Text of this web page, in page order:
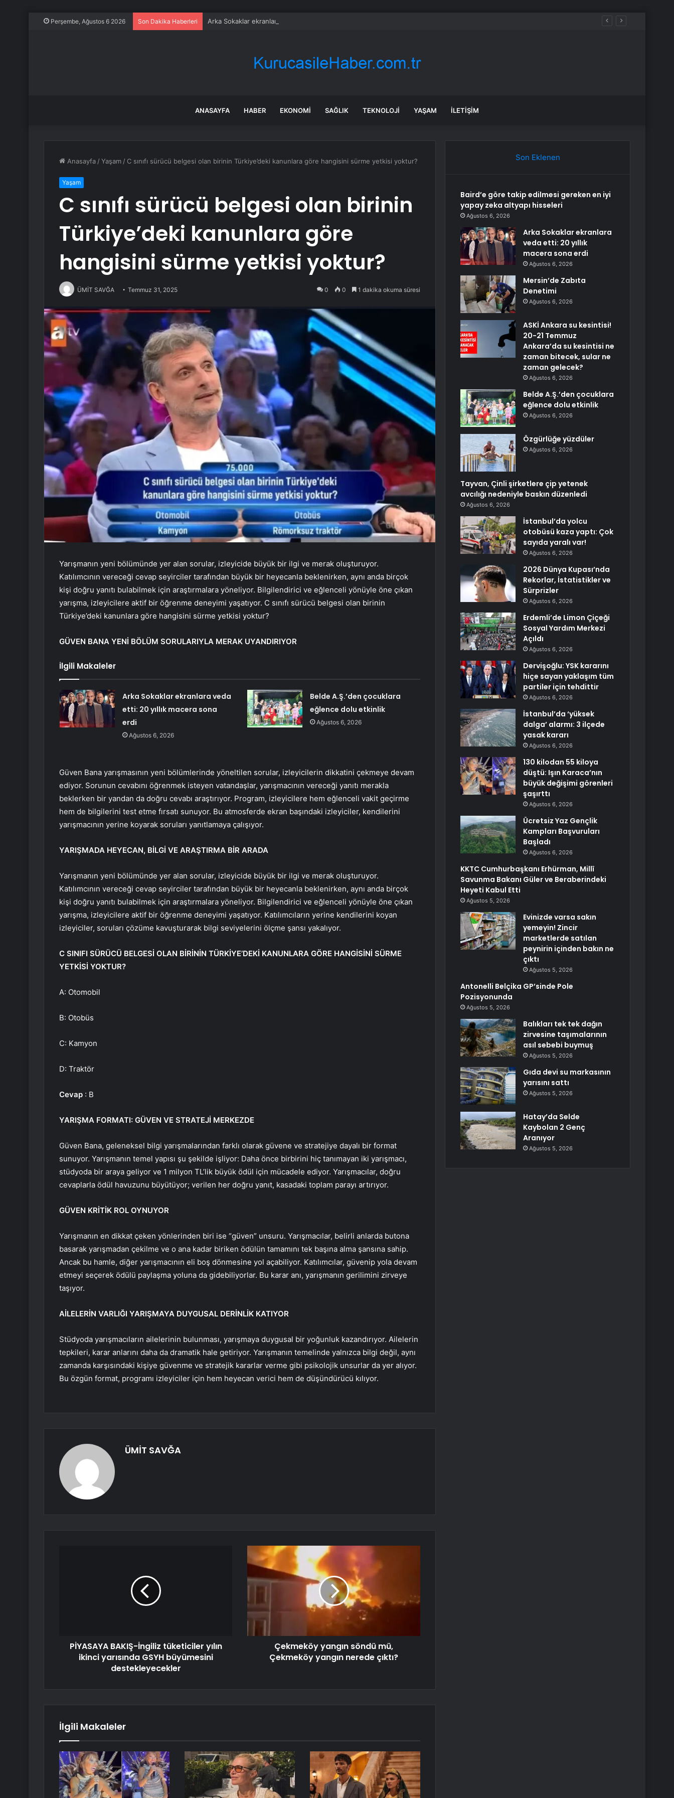
Perşembe, Ağustos 6 2026 Son Dakika Haberleri Arka Sokaklar ekranlara veda etti: 20 yıllık macera sona erdi
ANASAYFA HABER EKONOMI SAĞLIK TEKNOLOJI YAŞAM İLETIŞIM
Anasayfa /Yaşam / C sınıfı sürücü belgesi olan birinin Türkiye’deki kanunlara göre hangisini sürme yetkisi yoktur?
Yaşam
C sınıfı sürücü belgesi olan birinin
Türkiye’deki kanunlara göre
hangisini sürme yetkisi yoktur?
ÜMİT SAVĞA Temmuz 31, 2025 0 0 1 dakika okuma süresi
Yarışmanın yeni bölümünde yer alan sorular, izleyicide büyük bir ilgi ve merak oluşturuyor.
Katılımcının vereceği cevap seyirciler tarafından büyük bir heyecanla beklenirken, aynı anda birçok
kişi doğru yanıtı bulabilmek için araştırmalara yöneliyor. Bilgilendirici ve eğlenceli yönüyle öne çıkan
yarışma, izleyicilere aktif bir öğrenme deneyimi yaşatıyor. C sınıfı sürücü belgesi olan birinin
Türkiye’deki kanunlara göre hangisini sürme yetkisi yoktur?
GÜVEN BANA YENİ BÖLÜM SORULARIYLA MERAK UYANDIRIYOR
İlgili Makaleler
Arka Sokaklar ekranlara veda
etti: 20 yıllık macera sona
erdi
Ağustos 6, 2026
Belde A.Ş.’den çocuklara
eğlence dolu etkinlik
Ağustos 6, 2026
Güven Bana yarışmasının yeni bölümlerinde yöneltilen sorular, izleyicilerin dikkatini çekmeye devam
ediyor. Sorunun cevabını öğrenmek isteyen vatandaşlar, yarışmacının vereceği yanıtı merakla
beklerken bir yandan da doğru cevabı araştırıyor. Program, izleyicilere hem eğlenceli vakit geçirme
hem de bilgilerini test etme fırsatı sunuyor. Bu atmosferde ekran başındaki izleyiciler, kendilerini
yarışmacının yerine koyarak soruları yanıtlamaya çalışıyor.
YARIŞMADA HEYECAN, BİLGİ VE ARAŞTIRMA BİR ARADA
Yarışmanın yeni bölümünde yer alan sorular, izleyicide büyük bir ilgi ve merak oluşturuyor.
Katılımcının vereceği cevap seyirciler tarafından büyük bir heyecanla beklenirken, aynı anda birçok
kişi doğru yanıtı bulabilmek için araştırmalara yöneliyor. Bilgilendirici ve eğlenceli yönüyle öne çıkan
yarışma, izleyicilere aktif bir öğrenme deneyimi yaşatıyor. Katılımcıların yerine kendilerini koyan
izleyiciler, soruları çözüme kavuşturarak bilgi seviyelerini ölçme şansı yakalıyor.
C SINIFI SÜRÜCÜ BELGESİ OLAN BİRİNİN TÜRKİYE’DEKİ KANUNLARA GÖRE HANGİSİNİ SÜRME
YETKİSİ YOKTUR?
A: Otomobil
B: Otobüs
C: Kamyon
D: Traktör
Cevap : B
YARIŞMA FORMATI: GÜVEN VE STRATEJİ MERKEZDE
Güven Bana, geleneksel bilgi yarışmalarından farklı olarak güvene ve stratejiye dayalı bir format
sunuyor. Yarışmanın temel yapısı şu şekilde işliyor: Daha önce birbirini hiç tanımayan iki yarışmacı,
stüdyoda bir araya geliyor ve 1 milyon TL’lik büyük ödül için mücadele ediyor. Yarışmacılar, doğru
cevaplarla ödül havuzunu büyütüyor; verilen her doğru yanıt, kasadaki toplam parayı artırıyor.
GÜVEN KRİTİK ROL OYNUYOR
Yarışmanın en dikkat çeken yönlerinden biri ise “güven” unsuru. Yarışmacılar, belirli anlarda butona
basarak yarışmadan çekilme ve o ana kadar biriken ödülün tamamını tek başına alma şansına sahip.
Ancak bu hamle, diğer yarışmacının eli boş dönmesine yol açabiliyor. Katılımcılar, güvenip yola devam
etmeyi seçerek ödülü paylaşma yoluna da gidebiliyorlar. Bu karar anı, yarışmanın gerilimini zirveye
taşıyor.
AİLELERİN VARLIĞI YARIŞMAYA DUYGUSAL DERİNLİK KATIYOR
Stüdyoda yarışmacıların ailelerinin bulunması, yarışmaya duygusal bir yoğunluk kazandırıyor. Ailelerin
tepkileri, karar anlarını daha da dramatik hale getiriyor. Yarışmanın temelinde yalnızca bilgi değil, aynı
zamanda karşısındaki kişiye güvenme ve stratejik kararlar verme gibi psikolojik unsurlar da yer alıyor.
Bu özgün format, programı izleyiciler için hem heyecan verici hem de düşündürücü kılıyor.
ÜMİT SAVĞA
PİYASAYA BAKIŞ-İngiliz tüketiciler yılın
ikinci yarısında GSYH büyümesini
destekleyecekler
Çekmeköy yangın söndü mü,
Çekmeköy yangın nerede çıktı?
İlgili Makaleler
Son Eklenen
Baird’e göre takip edilmesi gereken en iyi
yapay zeka altyapı hisseleri
Ağustos 6, 2026
Arka Sokaklar ekranlara
veda etti: 20 yıllık
macera sona erdi
Ağustos 6, 2026
Mersin’de Zabıta
Denetimi
Ağustos 6, 2026
ASKİ Ankara su kesintisi!
20-21 Temmuz
Ankara’da su kesintisi ne
zaman bitecek, sular ne
zaman gelecek?
Ağustos 6, 2026
Belde A.Ş.’den çocuklara
eğlence dolu etkinlik
Ağustos 6, 2026
Özgürlüğe yüzdüler
Ağustos 6, 2026
Tayvan, Çinli şirketlere çip yetenek
avcılığı nedeniyle baskın düzenledi
Ağustos 6, 2026
İstanbul’da yolcu
otobüsü kaza yaptı: Çok
sayıda yaralı var!
Ağustos 6, 2026
2026 Dünya Kupası’nda
Rekorlar, İstatistikler ve
Sürprizler
Ağustos 6, 2026
Erdemli’de Limon Çiçeği
Sosyal Yardım Merkezi
Açıldı
Ağustos 6, 2026
Dervişoğlu: YSK kararını
hiçe sayan yaklaşım tüm
partiler için tehdittir
Ağustos 6, 2026
İstanbul’da ‘yüksek
dalga’ alarmı: 3 ilçede
yasak kararı
Ağustos 6, 2026
130 kilodan 55 kiloya
düştü: Işın Karaca’nın
büyük değişimi görenleri
şaşırttı
Ağustos 6, 2026
Ücretsiz Yaz Gençlik
Kampları Başvuruları
Başladı
Ağustos 6, 2026
KKTC Cumhurbaşkanı Erhürman, Millî
Savunma Bakanı Güler ve Beraberindeki
Heyeti Kabul Etti
Ağustos 5, 2026
Evinizde varsa sakın
yemeyin! Zincir
marketlerde satılan
peynirin içinden bakın ne
çıktı
Ağustos 5, 2026
Antonelli Belçika GP’sinde Pole
Pozisyonunda
Ağustos 5, 2026
Balıkları tek tek dağın
zirvesine taşımalarının
asıl sebebi buymuş
Ağustos 5, 2026
Gıda devi su markasının
yarısını sattı
Ağustos 5, 2026
Hatay’da Selde
Kaybolan 2 Genç
Aranıyor
Ağustos 5, 2026